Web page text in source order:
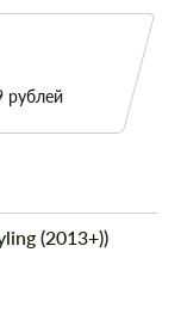
рублей
(2013+))